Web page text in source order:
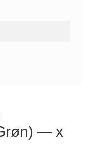
— x